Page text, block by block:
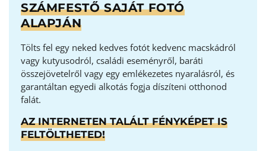
SZÁMFESTŐ SAJÁT FOTÓ
ALAPJÁN
Tölts fel egy neked kedves fotót kedvenc macskádról
vagy kutyusodról, családi eseményről, baráti
összejövetelről vagy egy emlékezetes nyaralásról, és
garantáltan egyedi alkotás fogja díszíteni otthonod
falát.
AZ INTERNETEN TALÁLT FÉNYKÉPET IS
FELTÖLTHETED!